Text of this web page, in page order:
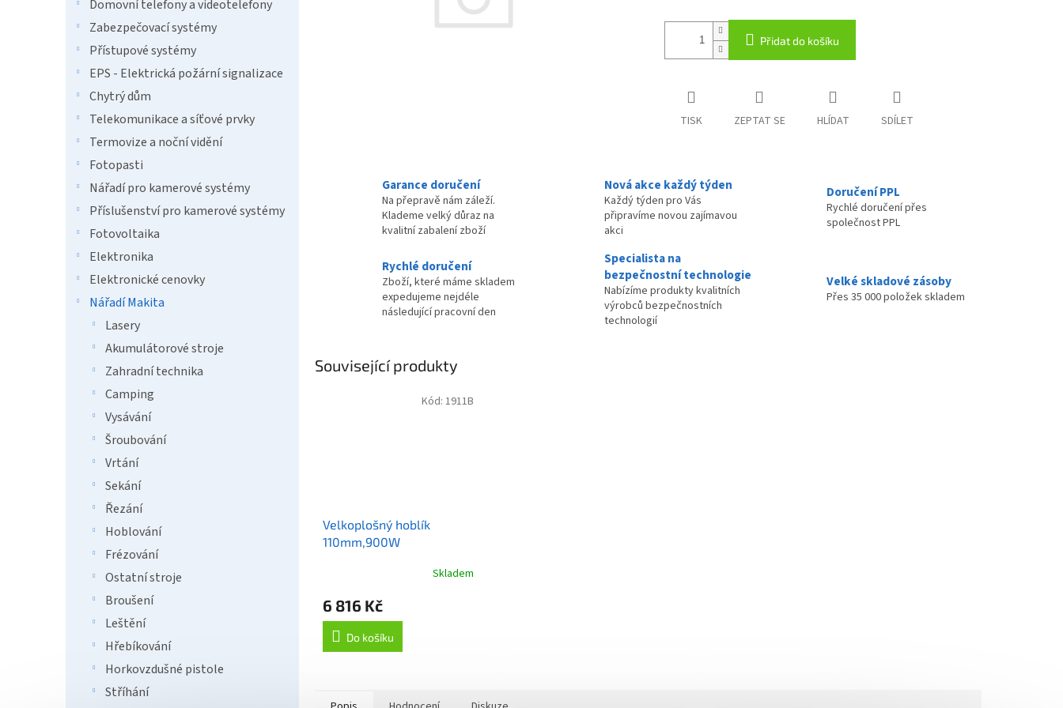
Domovní telefony a videotelefony
Zabezpečovací systémy
Přístupové systémy
EPS - Elektrická požární signalizace
Chytrý dům
Telekomunikace a síťové prvky
Termovize a noční vidění
Fotopasti
Nářadí pro kamerové systémy
Příslušenství pro kamerové systémy
Fotovoltaika
Elektronika
Elektronické cenovky
Nářadí Makita
Lasery
Akumulátorové stroje
Zahradní technika
Camping
Vysávání
Šroubování
Vrtání
Sekání
Řezání
Hoblování
Frézování
Ostatní stroje
Broušení
Leštění
Hřebíkování
Horkovzdušné pistole
Stříhání
Přidat do košíku
TISK ZEPTAT SE HLÍDAT SDÍLET
Garance doručení
Na přepravě nám záleží.
Klademe velký důraz na
kvalitní zabalení zboží
Nová akce každý týden
Každý týden pro Vás
připravíme novou zajímavou
akci
Doručení PPL
Rychlé doručení přes
společnost PPL
Rychlé doručení
Zboží, které máme skladem
expedujeme nejdéle
následující pracovní den
Specialista na
bezpečnostní technologie
Nabízíme produkty kvalitních
výrobců bezpečnostních
technologií
Velké skladové zásoby
Přes 35 000 položek skladem
Související produkty
Velkoplošný hoblík
110mm,900W
Skladem
6 816 Kč
Do košíku
Kód: 1911B